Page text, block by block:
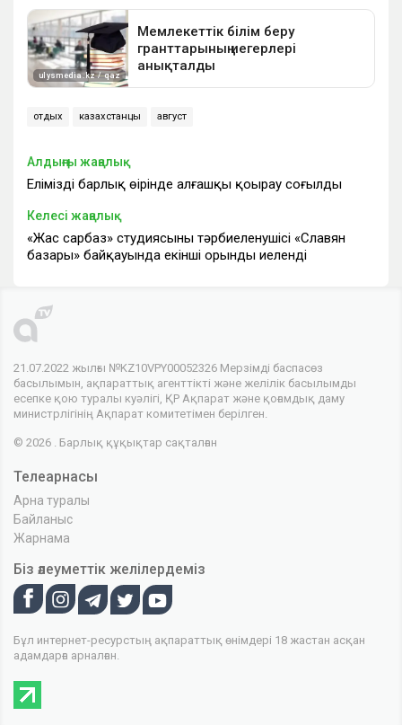
отдых казахстанцы август
Алдыңғы жаңалық
Еліміздің барлық өңірінде алғашқы қоңырау соғылды
Келесі жаңалық
«Жас сарбаз» студиясының тәрбиеленушісі «Славян
базары» байқауында екінші орынды иеленді
21.07.2022 жылғы №KZ10VPY00052326 Мерзімді баспасөз
басылымын, ақпараттық агенттікті және желілік басылымды
есепке қою туралы куәлігі, ҚР Ақпарат және қоғамдық даму
министрлігінің Ақпарат комитетімен берілген.
© 2026 . Барлық құқықтар сақталған
Телеарнасы
Арна туралы
Байланыс
Жарнама
Біз әлеуметтік желілердеміз
Бұл интернет-ресурстың ақпараттық өнімдері 18 жастан асқан
адамдарға арналған.